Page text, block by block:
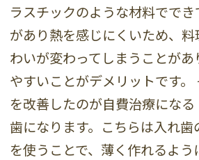
ラスチックのような材料でで
があり熱を感じにくいため、
わいが変わってしまうことが
やすいことがデメリットです。
を改善したのが自費治療にな
歯になります。こちらは入れ
を使うことで、薄く作れるよ